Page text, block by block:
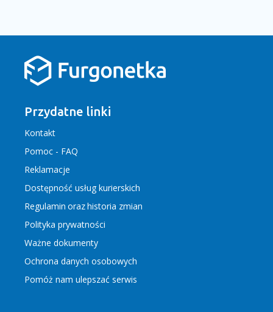
Przydatne linki
Kontakt
Pomoc - FAQ
Reklamacje
Dostępność usług kurierskich
Regulamin orazhistoria zmian
Polityka prywatności
Ważne dokumenty
Ochrona danych osobowych
Pomóż nam ulepszać serwis